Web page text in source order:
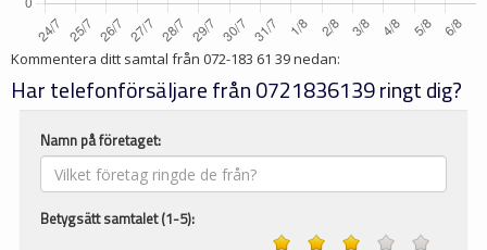
Kommentera ditt samtal från 072-183 61 39nedan:
Har telefonförsäljare från 0721836139 ringt dig?
Namn på företaget:
Betygsätt samtalet (1-5):